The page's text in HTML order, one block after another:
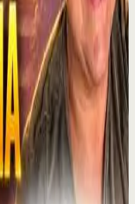
MOTIVERSITY EN
DE
este potente vídeo
algunos de
¿Cuál es t...